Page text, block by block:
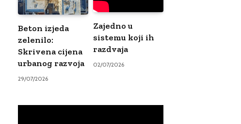
Beton izjeda
zelenilo:
Skrivena cijena
urbanog razvoja
29/07/2026
Zajedno u
sistemu koji ih
razdvaja
02/07/2026